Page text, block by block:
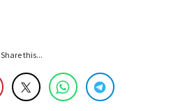
Share this...